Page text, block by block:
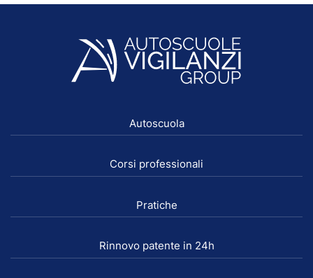
Autoscuola
Corsi professionali
Pratiche
Rinnovo patente in 24h